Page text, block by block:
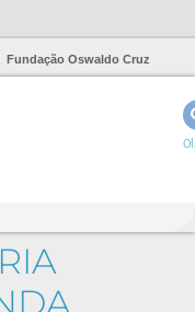
Fundação Oswaldo Cruz